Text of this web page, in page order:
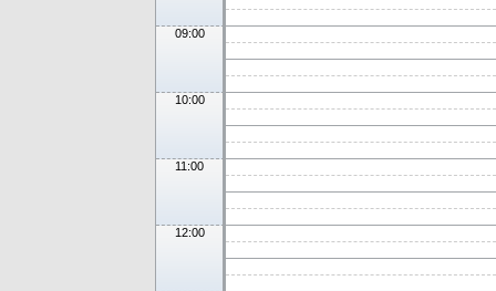
09:00
10:00
11:00
12:00